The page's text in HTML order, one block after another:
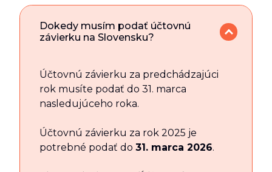
Dokedy musím podať účtovnú
závierku na Slovensku?
Účtovnú závierku za predchádzajúci
rok musíte podať do 31. marca
nasledujúceho roka.
Účtovnú závierku za rok 2025 je
potrebné podať do 31. marca 2026.